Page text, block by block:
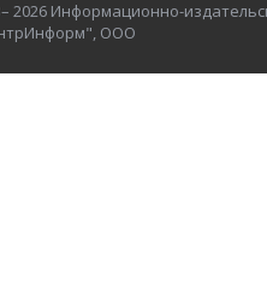
2026 Информационно-
ООО